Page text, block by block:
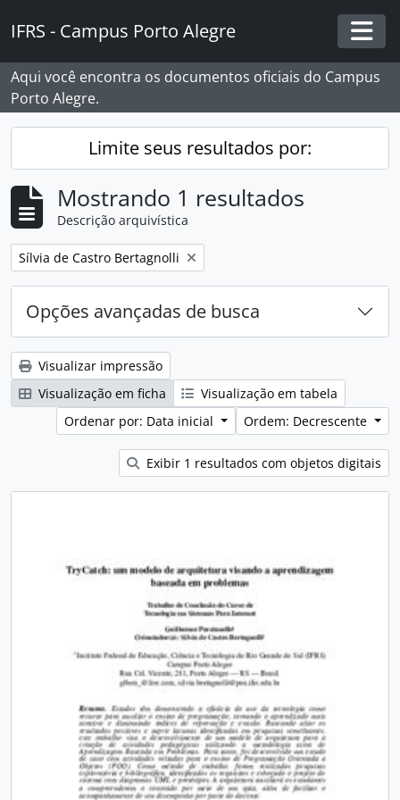
IFRS - Campus Porto Alegre
Aqui você encontra os documentos oficiais do Campus
Porto Alegre.
Limite seus resultados por:
Mostrando 1 resultados
Descrição arquivística
Remover filtro:
Sílvia de Castro Bertagnolli
Opções avançadas de busca
Visualizar impressão
Visualização em ficha
Visualização em tabela
Ordenar por: Data inicial
Ordem: Decrescente
Exibir 1 resultados com objetos digitais